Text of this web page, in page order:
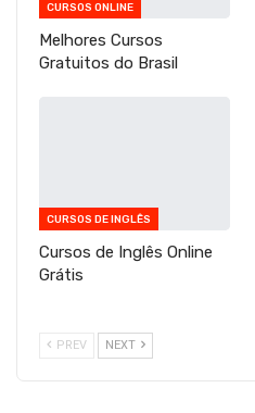
CURSOS ONLINE
Melhores Cursos
Gratuitos do Brasil
CURSOS DE INGLÊS
Cursos de Inglês Online
Grátis
PREV NEXT